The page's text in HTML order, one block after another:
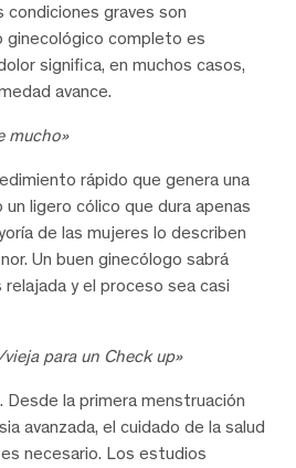
graves son
ginecológico completo es
significa, en muchos casos,
avance.
mucho»
rápido que genera una
ligero cólico que dura apenas
de las mujeres lo describen
Un buen ginecólogo sabrá
y el proceso sea casi
para un Check up»
Desde la primera menstruación
avanzada, el cuidado de la salud
necesario. Los estudios